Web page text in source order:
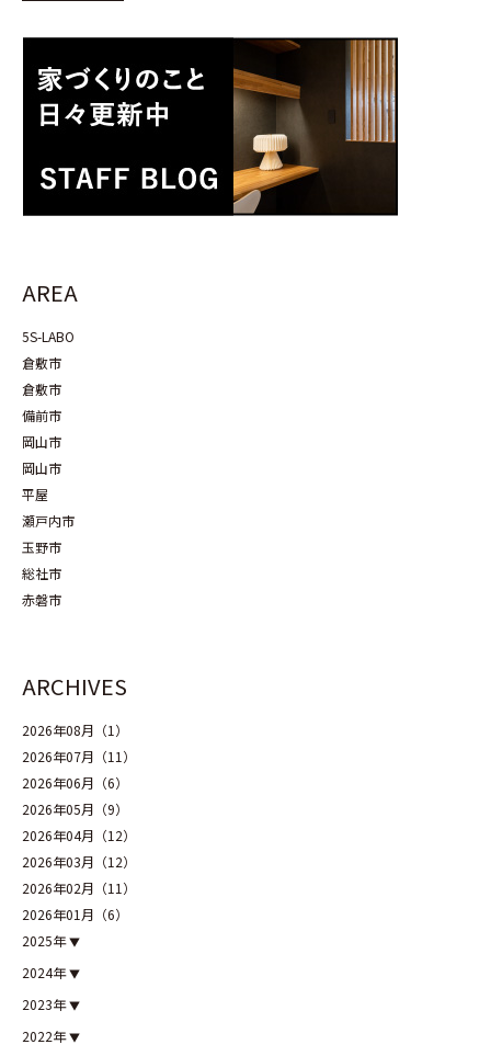
AREA
5S-LABO
倉敷市
倉敷市
備前市
岡山市
岡山市
平屋
瀬戸内市
玉野市
総社市
赤磐市
ARCHIVES
2026年08月（1）
2026年07月（11）
2026年06月（6）
2026年05月（9）
2026年04月（12）
2026年03月（12）
2026年02月（11）
2026年01月（6）
2025年
2024年
2023年
2022年